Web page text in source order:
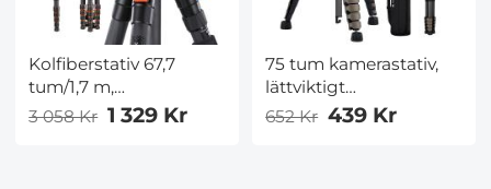
Kolfiberstativ 67,7
tum/1,7 m,
lastkapacitet 22 lbs,
3 058 Kr 1 329 Kr
75 tum kamerastativ,
lättviktigt
transportabelt
652 Kr 439 Kr